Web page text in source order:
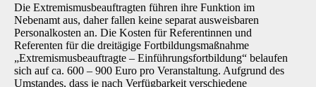
Die Extremismusbeauftragten führen ihre Funktion im
Nebenamt aus, daher fallen keine se­parat ausweisbaren
Personalkosten an. Die Kosten für Referentinnen und
Referenten für die dreitägige Fortbildungsmaßnahme
„Extremismusbeauftragte – Einführungsfortbildung“ belau­fen
sich auf ca. 600 – 900 Euro pro Veranstaltung. Aufgrund des
Umstandes, dass je nach Verfügbarkeit verschiedene